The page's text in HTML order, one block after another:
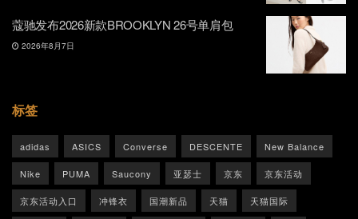
蔻驰发布2026新款BROOKLYN 26号单肩包
2026年8月7日
标签
adidas ASICS Converse DESCENTE New Balance
Nike PUMA Saucony 亚瑟士 京东 京东活动
京东活动入口 冲锋衣 国潮新品 天猫 天猫国际